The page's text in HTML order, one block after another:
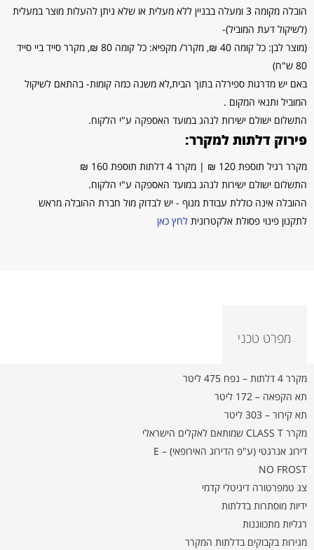
הובלה מקומה 3 ומעלה בבניין ללא מעלית או שלא ניתן להעלות מוצר במעלית
(לשיקול דעת המוביל)-
(מוצר לבן: כל קומה 40 ₪, מקרר/ מקפיא: כל קומה 80 ₪, מקרר סייד ביי סייד
80 ש"ח)
באם יש מדרגות ספירלה בתוך הבית,לא משנה כמה קומות- בהתאם לשיקול
המוביל ותנאי המקום .
התשלום ישולם ישירות לנהג במועד האספקה ע"י הלקוח.
פירוק דלתות למקרר:
מקרר רגיל תוספת 120 ₪ | מקרר 4 דלתות תוספת 160 ₪
התשלום ישולם ישירות לנהג במועד האספקה ע"י הלקוח.
ההובלה אינה כוללת עבודת מנוף - יש לבדוק מול חברת ההובלה מראש
לתקנון פינוי פסולת אלקטרונית לחץ כאן
מפרט טכני
מקרר 4 דלתות – נפח 475 ליטר
תא הקפאה – 172 ליטר
תא קירור – 303 ליטר
מקרר CLASS T שמותאם לאקלים הישראלי
דירוג אנרגטי (ע"פ הדירוג האירופאי) – E
NO FROST
צג טמפרטורה דיגיטלי קדמי
ידיות מוסתרות בדלתות
רגליות מתכווננות
מגירות בקבוקים בדלתות המקרר